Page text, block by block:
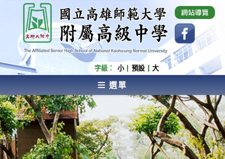
內
容
國立高雄師範大學附屬高級中學 Affiliated Senior
High School of National Kaohsiung Normal
University
字級： 小 預設 大
選單
AFFILIATED SENIOR HIGH SCHOOL OF NATIONAL
KAOHSIUNG NORMAL UNIVERSITY